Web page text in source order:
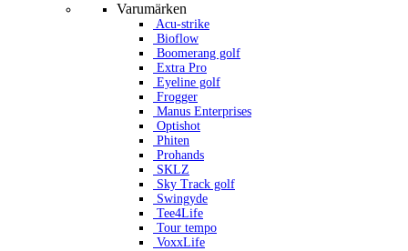
Varumärken
Acu-strike
Bioflow
Boomerang golf
Extra Pro
Eyeline golf
Frogger
Manus Enterprises
Optishot
Phiten
Prohands
SKLZ
Sky Track golf
Swingyde
Tee4Life
Tour tempo
VoxxLife